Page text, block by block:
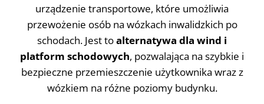
urządzenie transportowe, które umożliwia
przewożenie osób na wózkach inwalidzkich po
schodach. Jest toalternatywa dla wind i
platform schodowych, pozwalająca na szybkie i
bezpieczne przemieszczenie użytkownika wraz z
wózkiem na różne poziomy budynku.